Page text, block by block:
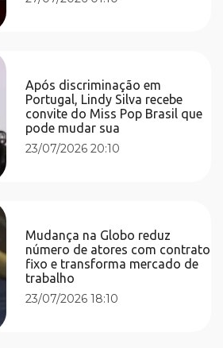
Após discriminação em
Portugal, Lindy Silva recebe
convite do Miss Pop Brasil que
pode mudar sua
23/07/2026 20:10
Mudança na Globo reduz
número de atores com contrato
fixo e transforma mercado de
trabalho
23/07/2026 18:10